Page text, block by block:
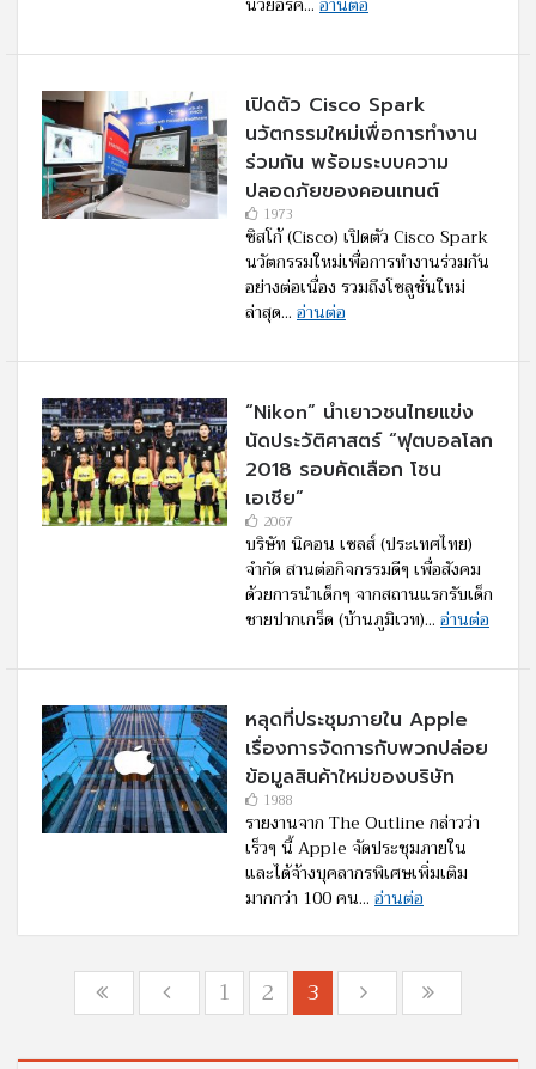
เปิดตัว Cisco Spark
นวัตกรรมใหม่เพื่อการทำงาน
ร่วมกัน พร้อมระบบความ
ปลอดภัยของคอนเทนต์
1973
ซิสโก้ (Cisco) เปิดตัว Cisco Spark
นวัตกรรมใหม่เพื่อการทำงานร่วมกัน
อย่างต่อเนื่อง รวมถึงโซลูชั่นใหม่
ล่าสุด... อ่านต่อ
“nikon” นำเยาวชนไทยแข่ง
นัดประวัติศาสตร์ “ฟุตบอลโลก
2018 รอบคัดเลือก โซน
เอเชีย”
2067
บริษัท นิคอน เซลส์ (ประเทศไทย)
จำกัด สานต่อกิจกรรมดีๆ เพื่อสังคม
ด้วยการนำเด็กๆ จากสถานแรกรับเด็ก
ชายปากเกร็ด (บ้านภูมิเวท)... อ่านต่อ
หลุดที่ประชุมภายใน Apple
เรื่องการจัดการกับพวกปล่อย
ข้อมูลสินค้าใหม่ของบริษัท
1988
รายงานจาก The Outline กล่าวว่า
เร็วๆ นี้ Apple จัดประชุมภายใน
และได้จ้างบุคลากรพิเศษเพิ่มเติม
มากกว่า 100 คน... อ่านต่อ
1 2 3